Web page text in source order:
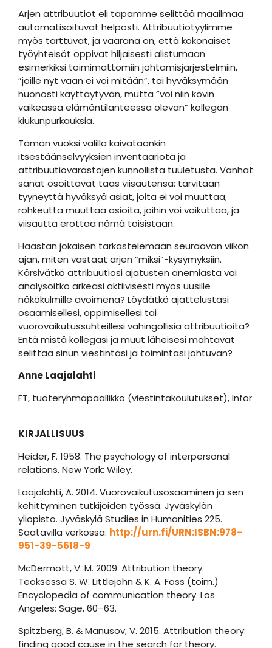
Arjen attribuutiot eli tapamme selittää maailmaa
automatisoituvat helposti. Attribuutiotyylimme
myös tarttuvat, ja vaarana on, että kokonaiset
työyhteisöt oppivat hiljaisesti alistumaan
esimerkiksi toimimattomiin johtamisjärjestelmiin,
”joille nyt vaan ei voi mitään”, tai hyväksymään
huonosti käyttäytyvän, mutta ”voi niin kovin
vaikeassa elämäntilanteessa olevan” kollegan
kiukunpurkauksia.
Tämän vuoksi välillä kaivataankin
itsestäänselvyyksien inventaariota ja
attribuutiovarastojen kunnollista tuuletusta. Vanhat
sanat osoittavat taas viisautensa: tarvitaan
tyyneyttä hyväksyä asiat, joita ei voi muuttaa,
rohkeutta muuttaa asioita, joihin voi vaikuttaa, ja
viisautta erottaa nämä toisistaan.
Haastan jokaisen tarkastelemaan seuraavan viikon
ajan, miten vastaat arjen ”miksi”-kysymyksiin.
Kärsivätkö attribuutiosi ajatusten anemiasta vai
analysoitko arkeasi aktiivisesti myös uusille
näkökulmille avoimena? Löydätkö ajattelustasi
osaamisellesi, oppimisellesi tai
vuorovaikutussuhteillesi vahingollisia attribuutioita?
Entä mistä kollegasi ja muut läheisesi mahtavat
selittää sinun viestintäsi ja toimintasi johtuvan?
Anne Laajalahti
FT, tuoteryhmäpäällikkö (viestintäkoulutukset), Infor
KIRJALLISUUS
Heider, F. 1958. The psychology of interpersonal
relations. New York: Wiley.
Laajalahti, A. 2014. Vuorovaikutusosaaminen ja sen
kehittyminen tutkijoiden työssä. Jyväskylän
yliopisto. Jyväskylä Studies in Humanities 225.
Saatavilla verkossa: http://urn.fi/URN:ISBN:978-
951-39-5618-9
McDermott, V. M. 2009. Attribution theory.
Teoksessa S. W. Littlejohn & K. A. Foss (toim.)
Encyclopedia of communication theory. Los
Angeles: Sage, 60–63.
Spitzberg, B. & Manusov, V. 2015. Attribution theory:
finding good cause in the search for theory.